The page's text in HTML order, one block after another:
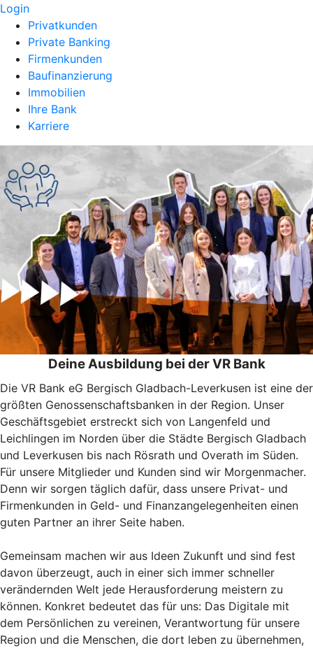
Login
Privatkunden
Private Banking
Firmenkunden
Baufinanzierung
Immobilien
Ihre Bank
Karriere
Deine Ausbildung bei der VR Bank
Die VR Bank eG Bergisch Gladbach-Leverkusen ist eine der
größten Genossenschaftsbanken in der Region. Unser
Geschäftsgebiet erstreckt sich von Langenfeld und
Leichlingen im Norden über die Städte Bergisch Gladbach
und Leverkusen bis nach Rösrath und Overath im Süden.
Für unsere Mitglieder und Kunden sind wir Morgenmacher.
Denn wir sorgen täglich dafür, dass unsere Privat- und
Firmenkunden in Geld- und Finanzangelegenheiten einen
guten Partner an ihrer Seite haben.
Gemeinsam machen wir aus Ideen Zukunft und sind fest
davon überzeugt, auch in einer sich immer schneller
verändernden Welt jede Herausforderung meistern zu
können. Konkret bedeutet das für uns: Das Digitale mit
dem Persönlichen zu vereinen, Verantwortung für unsere
Region und die Menschen, die dort leben zu übernehmen,